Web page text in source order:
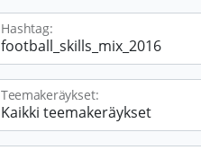
Hashtag:
Teemakeräykset: